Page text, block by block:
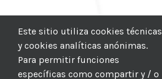
Este sitio utiliza cookies técnicas
y cookies analíticas anónimas.
Para permitir funciones
específicas como compartir y / o